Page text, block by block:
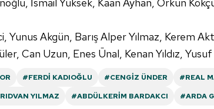
Yunus Akgün, Barış Alper Yılmaz, Kerem
Can Uzun, Enes Ünal, Kenan Yıldız, Yusuf
#FERDI KADIOĞLU #CENGIZ ÜNDER
#REAL
YILMAZ #ABDÜLKERIM BARDAKCI
#ARDA